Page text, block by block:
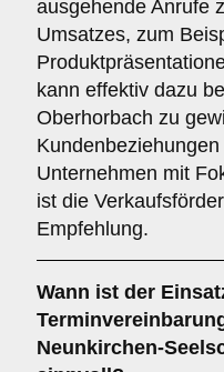
ausgehende Anrufe
Umsatzes, zum
kann effektiv dazu
Oberhorbach zu
Unternehmen mit
ist die
Empfehlung.
Wann ist der
Neunkirchen-